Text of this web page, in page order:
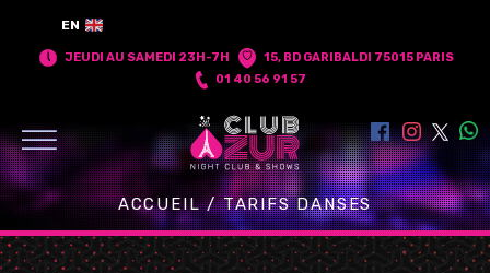
EN
JEUDI AU SAMEDI 23H-7H
15, BD GARIBALDI 75015 PARIS
01 40 56 91 57
ACCUEIL/ TARIFS DANSES